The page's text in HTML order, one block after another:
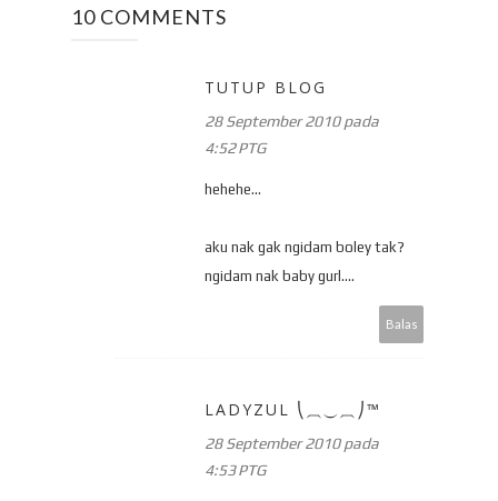
10 COMMENTS
TUTUP BLOG
28 September 2010 pada
4:52 PTG
hehehe...
aku nak gak ngidam boley tak?
ngidam nak baby gurl....
Balas
LADYZUL ⎝⏠⏝⏠⎠™
28 September 2010 pada
4:53 PTG